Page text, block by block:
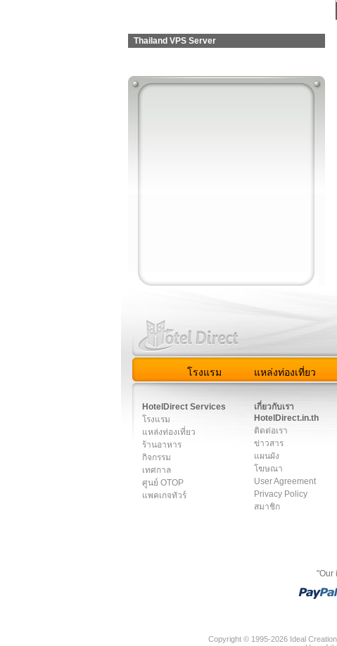
Thailand VPS Server
โรงแรม แหล่งท่องเที่ยว
HotelDirect Services
โรงแรม
แหล่งท่องเที่ยว
ร้านอาหาร
กิจกรรม
เทศกาล
ศูนย์ OTOP
แพคเกจทัวร์
เกี่ยวกับเรา
HotelDirect.in.th
ติดต่อเรา
ข่าวสาร
แผนผัง
โฆษณา
User Agreement
Privacy Policy
สมาชิก
"Our
Copyright © 1995-2026 Ideal